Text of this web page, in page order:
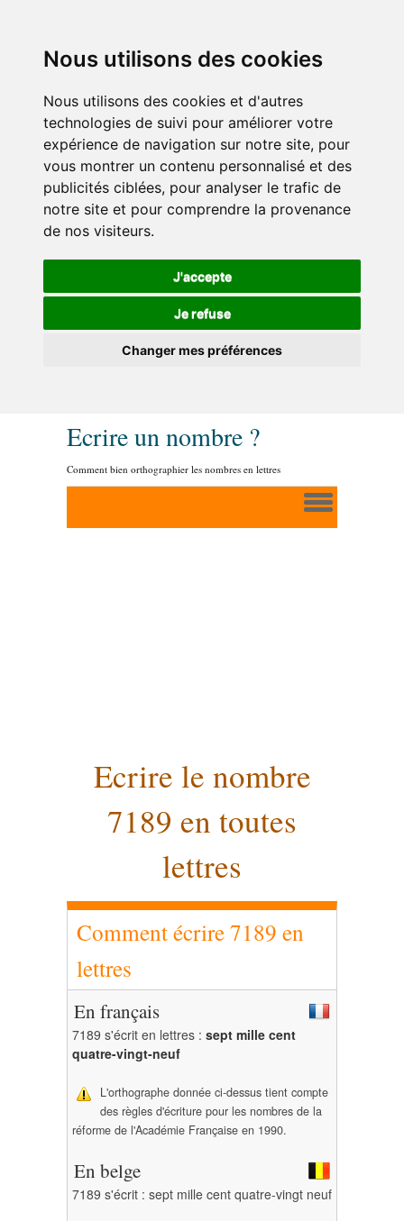
Nous utilisons des cookies
Nous utilisons des cookies et d'autres
technologies de suivi pour améliorer votre
expérience de navigation sur notre site, pour
vous montrer un contenu personnalisé et des
publicités ciblées, pour analyser le trafic de
notre site et pour comprendre la provenance
de nos visiteurs.
J'accepte
Je refuse
Changer mes préférences
Ecrire un nombre ?
Comment bien orthographier les nombres en lettres
Ecrire le nombre
7189 en toutes
lettres
Comment écrire 7189 en
lettres
En français
7189 s'écrit en lettres : sept mille cent
quatre-vingt-neuf
L'orthographe donnée ci-dessus tient compte
des règles d'écriture pour les nombres de la
réforme de l'Académie Française en 1990.
En belge
7189 s'écrit : sept mille cent quatre-vingt neuf